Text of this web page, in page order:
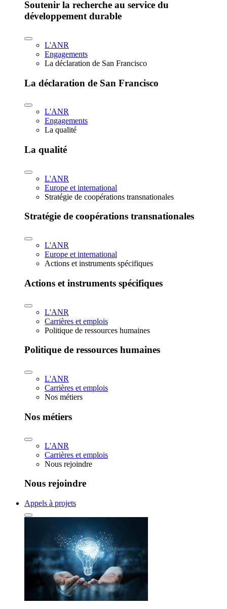
Soutenir la recherche au service du
développement durable
L'ANR
Engagements
La déclaration de San Francisco
La déclaration de San Francisco
L'ANR
Engagements
La qualité
La qualité
L'ANR
Europe et international
Stratégie de coopérations transnationales
Stratégie de coopérations transnationales
L'ANR
Europe et international
Actions et instruments spécifiques
Actions et instruments spécifiques
L'ANR
Carrières et emplois
Politique de ressources humaines
Politique de ressources humaines
L'ANR
Carrières et emplois
Nos métiers
Nos métiers
L'ANR
Carrières et emplois
Nous rejoindre
Nous rejoindre
Appels à projets